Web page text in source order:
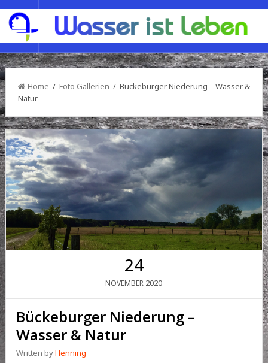
Home / Foto Gallerien / Bückeburger Niederung – Wasser &
Natur
24
NOVEMBER 2020
Bückeburger Niederung –
Wasser & Natur
Written byHenning